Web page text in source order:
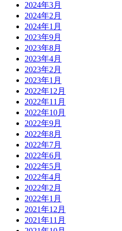
2024年3月
2024年2月
2024年1月
2023年9月
2023年8月
2023年4月
2023年2月
2023年1月
2022年12月
2022年11月
2022年10月
2022年9月
2022年8月
2022年7月
2022年6月
2022年5月
2022年4月
2022年2月
2022年1月
2021年12月
2021年11月